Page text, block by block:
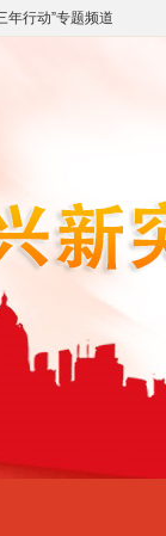
年行动”专题频道